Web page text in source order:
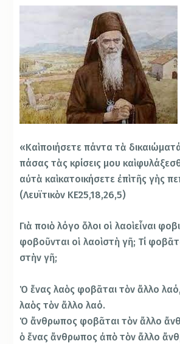
«Καὶ ποιήσετε πάντα τὰ
πάσας τὰς κρίσεις μου καὶ
αὐτὰ καὶ κατοικήσετε ἐπὶ τῆς γὴς
(Λευϊτικὸν ΚΕ΄25,18,26,5)
Γιὰ ποιὸ λόγο ὅλοι οἱ λαοὶ εἶναι
φοβοῦνται οἱ λαοὶ στὴ γῆ; Τί
στὴν γῆ;
Ὁ ἕνας λαὸς φοβᾶται τὸν ἄλλο
λαὸς τὸν ἄλλο λαό.
Ὁ ἄνθρωπος φοβᾶται τὸν ἄλλο
ὁ ἕνας ἄνθρωπος ἀπὸ τὸν ἄλλο